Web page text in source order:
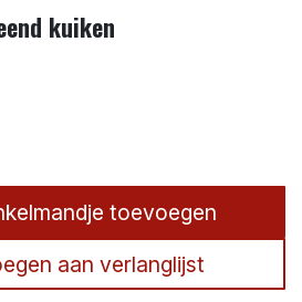
kuiken
toevoegen
aan verlanglijst